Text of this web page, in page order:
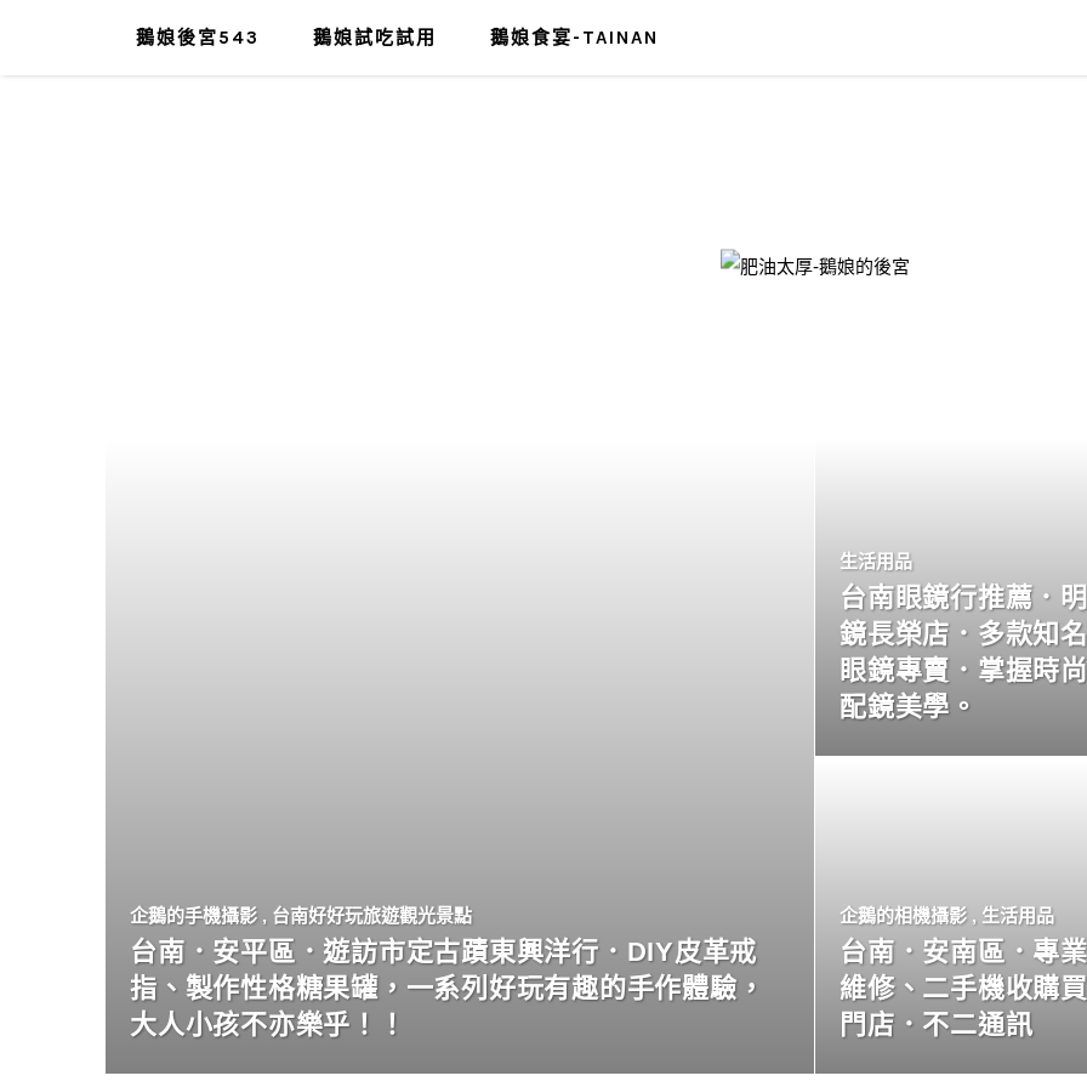
鵝娘後宮543 鵝娘試吃試用 鵝娘食宴-TAINAN
肥油太厚-鵝娘的後宮
企鵝的手機攝影 , 台南好好玩旅遊觀光景點
台南．安平區．遊訪市定古蹟東興洋行．DIY皮革戒
指、製作性格糖果罐，一系列好玩有趣的手作體驗，
大人小孩不亦樂乎！！
生活用品
台南眼鏡行推薦．
鏡長榮店．多款知
眼鏡專賣．掌握時
配鏡美學。
企鵝的相機攝影 , 生活用品
台南．安南區．專
維修、二手機收購
門店．不二通訊